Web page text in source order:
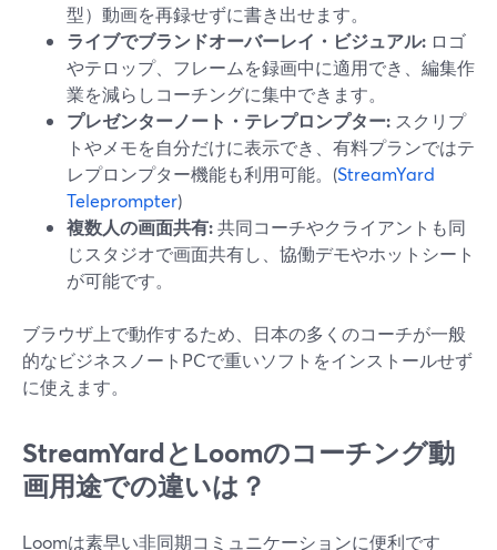
型）動画を再録せずに書き出せます。
ライブでブランドオーバーレイ・ビジュアル: ロゴ
やテロップ、フレームを録画中に適用でき、編集作
業を減らしコーチングに集中できます。
プレゼンターノート・テレプロンプター: スクリプ
トやメモを自分だけに表示でき、有料プランではテ
レプロンプター機能も利用可能。(StreamYard
Teleprompter)
複数人の画面共有:共同コーチやクライアントも同
じスタジオで画面共有し、協働デモやホットシート
が可能です。
ブラウザ上で動作するため、日本の多くのコーチが一般
的なビジネスノートPCで重いソフトをインストールせず
に使えます。
StreamYardとLoomのコーチング動
画用途での違いは？
Loomは素早い非同期コミュニケーションに便利です